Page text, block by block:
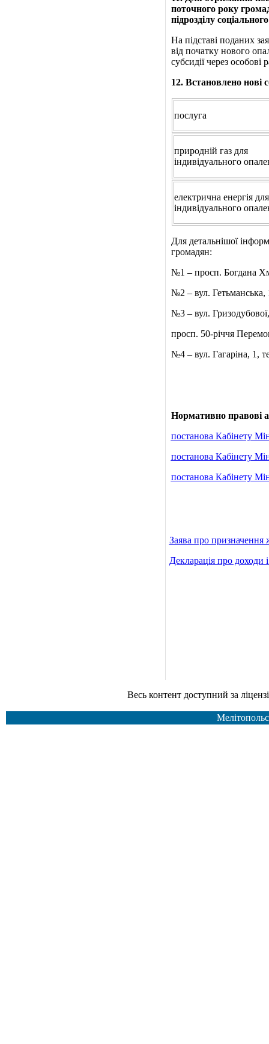
поточного року
підрозділу
На підставі поданих
від початку нового
субсидії через особові
12. Встановлено нові
послуга
природній газ для
індивідуального
електрична енергія для
індивідуального
Для детальнішої
громадян:
№1 – просп. Богдана
№2 – вул. Гетьманська,
№3 – вул.
просп. 50-річчя
№4 – вул. Гагаріна, 1,
Нормативно правові
постанова Кабінету
постанова Кабінету
постанова Кабінету
Заява про призначення
Декларація про доходи
Весь контент доступний за ліцензією Creative